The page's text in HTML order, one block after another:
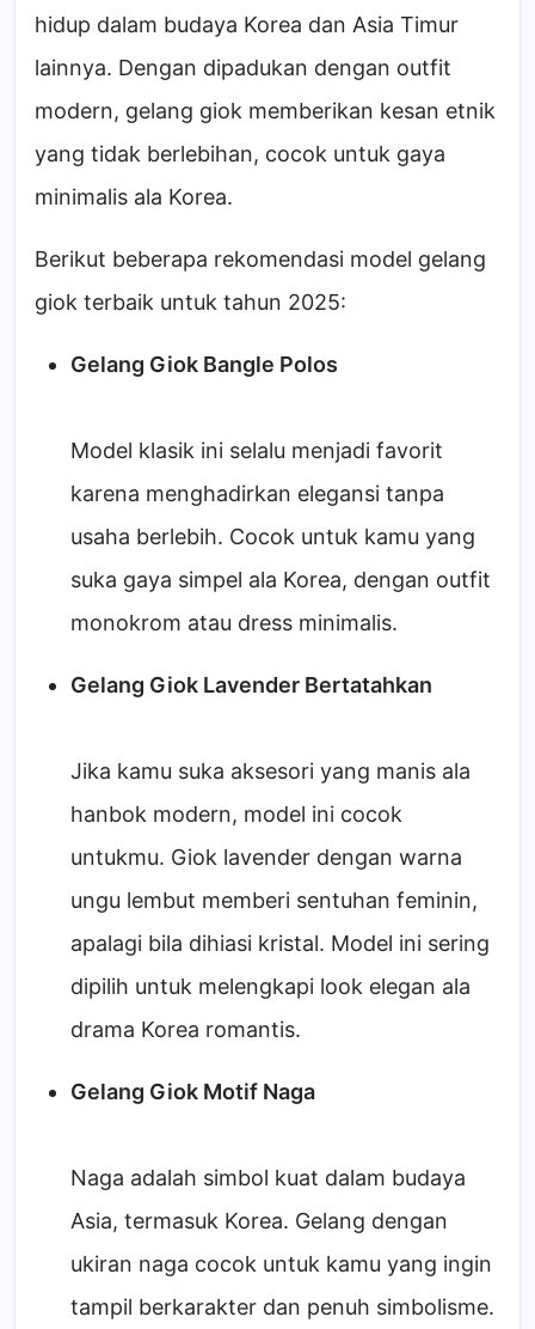
hidup dalam budaya Korea dan Asia Timur
lainnya. Dengan dipadukan dengan outfit
modern, gelang giok memberikan kesan etnik
yang tidak berlebihan, cocok untuk gaya
minimalis ala Korea.
Berikut beberapa rekomendasi model gelang
giok terbaik untuk tahun 2025:
Gelang Giok Bangle Polos
Model klasik ini selalu menjadi favorit
karena menghadirkan elegansi tanpa
usaha berlebih. Cocok untuk kamu yang
suka gaya simpel ala Korea, dengan outfit
monokrom atau dress minimalis.
Gelang Giok Lavender Bertatahkan
Jika kamu suka aksesori yang manis ala
hanbok modern, model ini cocok
untukmu. Giok lavender dengan warna
ungu lembut memberi sentuhan feminin,
apalagi bila dihiasi kristal. Model ini sering
dipilih untuk melengkapi look elegan ala
drama Korea romantis.
Gelang Giok Motif Naga
Naga adalah simbol kuat dalam budaya
Asia, termasuk Korea. Gelang dengan
ukiran naga cocok untuk kamu yang ingin
tampil berkarakter dan penuh simbolisme.